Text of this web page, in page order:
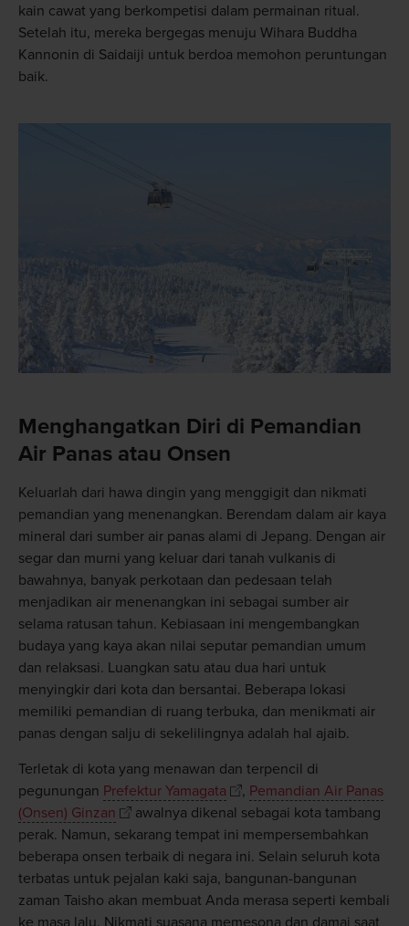
kain cawat yang berkompetisi dalam permainan ritual.
Setelah itu, mereka bergegas menuju Wihara Buddha
Kannonin di Saidaiji untuk berdoa memohon peruntungan
baik.
Menghangatkan Diri di Pemandian
Air Panas atau Onsen
Keluarlah dari hawa dingin yang menggigit dan nikmati
pemandian yang menenangkan. Berendam dalam air kaya
mineral dari sumber air panas alami di Jepang. Dengan air
segar dan murni yang keluar dari tanah vulkanis di
bawahnya, banyak perkotaan dan pedesaan telah
menjadikan air menenangkan ini sebagai sumber air
selama ratusan tahun. Kebiasaan ini mengembangkan
budaya yang kaya akan nilai seputar pemandian umum
dan relaksasi. Luangkan satu atau dua hari untuk
menyingkir dari kota dan bersantai. Beberapa lokasi
memiliki pemandian di ruang terbuka, dan menikmati air
panas dengan salju di sekelilingnya adalah hal ajaib.
Terletak di kota yang menawan dan terpencil di
pegunungan Prefektur Yamagata , Pemandian Air Panas
(Onsen) Ginzan
awalnya dikenal sebagai kota tambang
perak. Namun, sekarang tempat ini mempersembahkan
beberapa onsen terbaik di negara ini. Selain seluruh kota
terbatas untuk pejalan kaki saja, bangunan-bangunan
zaman Taisho akan membuat Anda merasa seperti kembali